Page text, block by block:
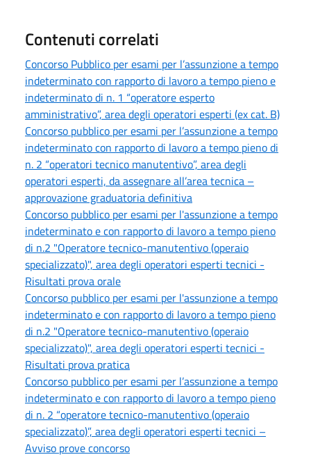
Contenuti correlati
Concorso Pubblico per esami per l’assunzione a tempo
indeterminato con rapporto di lavoro a tempo pieno e
indeterminato di n. 1 “operatore esperto
amministrativo”, area degli operatori esperti (ex cat. B)
Concorso pubblico per esami per l’assunzione a tempo
indeterminato con rapporto di lavoro a tempo pieno di
n. 2 “operatori tecnico manutentivo”, area degli
operatori esperti, da assegnare all’area tecnica –
approvazione graduatoria definitiva
Concorso pubblico per esami per l'assunzione a tempo
indeterminato e con rapporto di lavoro a tempo pieno
di n.2 "Operatore tecnico-manutentivo (operaio
specializzato)", area degli operatori esperti tecnici -
Risultati prova orale
Concorso pubblico per esami per l'assunzione a tempo
indeterminato e con rapporto di lavoro a tempo pieno
di n.2 "Operatore tecnico-manutentivo (operaio
specializzato)", area degli operatori esperti tecnici -
Risultati prova pratica
Concorso pubblico per esami per l’assunzione a tempo
indeterminato e con rapporto di lavoro a tempo pieno
di n. 2 “operatore tecnico-manutentivo (operaio
specializzato)”, area degli operatori esperti tecnici –
Avviso prove concorso